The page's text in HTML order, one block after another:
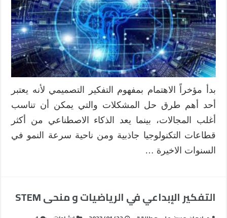
في
تطبيقات
الذكاء
الاصطناعي
مغلقة
بدأ مؤخراً الاهتمام بمفهوم التفكير التصميمي لأنه يعتبر
أحد أهم طرق حل المشكلات والتي يمكن أن تناسب
أغلب المجالات، بينما يعد الذكاء الاصطناعي من أكثر
قطاعات التكنولوجيا جاذبية ومن ناحية سرعة النمو في
السنوات الاخيرة …
التفكير الإبداعي في الرياضيات و منحى STEM